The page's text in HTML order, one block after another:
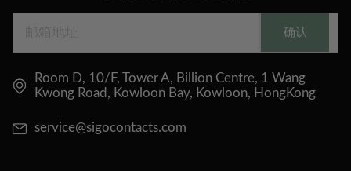
确认
Room D, 10/F, Tower A, Billion Centre, 1 Wang
Kwong Road, Kowloon Bay, Kowloon, HongKong
service@sigocontacts.com